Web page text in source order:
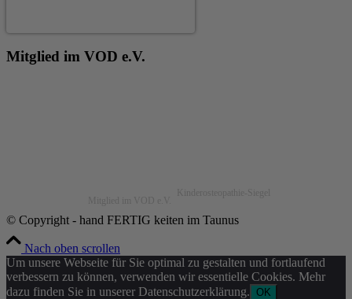
Mitglied im VOD e.V.
© Copyright - hand FERTIG keiten im Taunus
Nach oben scrollen
Um unsere Webseite für Sie optimal zu gestalten und fortlaufend
verbessern zu können, verwenden wir essentielle Cookies. Mehr
dazu finden Sie in unserer Datenschutzerklärung. OK